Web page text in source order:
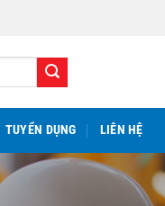
TUYỂN DỤNG LIÊN HỆ